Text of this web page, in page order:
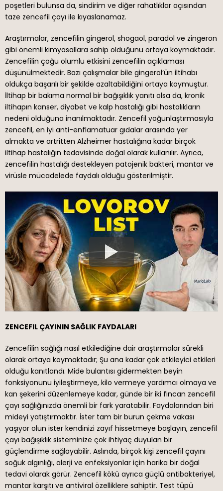
poşetleri bulunsa da, sindirim ve diğer rahatlıklar açısından
taze zencefil çayı ile kıyaslanamaz.
Araştırmalar, zencefilin gingerol, shogaol, paradol ve zingeron
gibi önemli kimyasallara sahip olduğunu ortaya koymaktadır.
Zencefilin çoğu olumlu etkisini zencefilin açıklaması
düşünülmektedir. Bazı çalışmalar bile gingerol’ün iltihabı
oldukça başarılı bir şekilde azaltabildiğini ortaya koymuştur.
İltihap bir bakıma normal bir bağışıklık yanıtı olsa da, kronik
iltihapın kanser, diyabet ve kalp hastalığı gibi hastalıkların
nedeni olduğuna inanılmaktadır. Zencefil yoğunlaştırmasıyla
zencefil, en iyi anti-enflamatuar gıdalar arasında yer
almakta ve artritten Alzheimer hastalığına kadar birçok
iltihap hastalığın tedavisinde doğal olarak kullanılır. Ayrıca,
zencefilin hastalığı destekleyen patojenik bakteri, mantar ve
virüsle mücadelede faydalı olduğu gösterilmiştir.
ZENCEFIL ÇAYININ SAĞLIK FAYDALARI
Zencefilin sağlığı nasıl etkilediğine dair araştırmalar sürekli
olarak ortaya koymaktadır; Şu ana kadar çok etkileyici etkileri
olduğu kanıtlandı. Mide bulantısı gidermekten beyin
fonksiyonunu iyileştirmeye, kilo vermeye yardımcı olmaya ve
kan şekerini düzenlemeye kadar, günde bir iki fincan zencefil
çayı sağlığınızda önemli bir fark yaratabilir. Faydalarından biri
mideyi yatıştırmaktır. İster tam bir burun çekme vakası
yaşıyor olun ister kendinizi zayıf hissetmeye başlayın, zencefil
çayı bağışıklık sisteminize çok ihtiyaç duyulan bir
güçlendirme sağlayabilir. Aslında, birçok kişi zencefil çayını
soğuk algınlığı, alerji ve enfeksiyonlar için harika bir doğal
tedavi olarak görür. Zencefil kökü ayrıca güçlü antibakteriyel,
mantar karşıtı ve antiviral özelliklere sahiptir. Test tüpü